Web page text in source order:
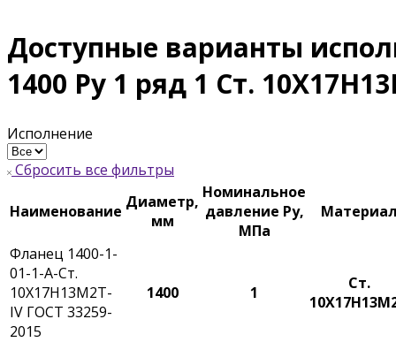
Доступные варианты
1400 Ру 1 ряд 1 Ст.
Исполнение
Сбросить все фильтры
Наименование Диаметр,
мм
Номинальное
давление Ру,
МПа
Фланец 1400-1-
01-1-A-Ст.
10Х17Н13М2Т-
IV ГОСТ 33259-
2015
1400 1
Ст.